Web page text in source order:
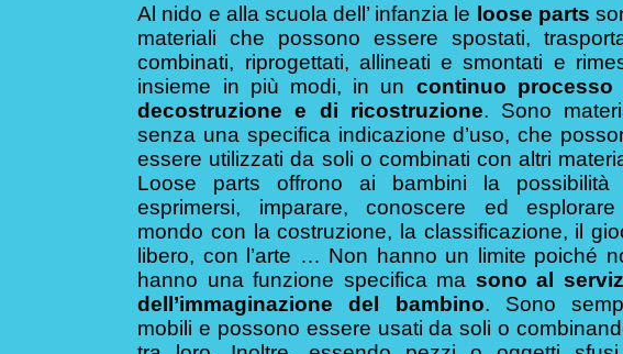
Al nido e alla scuola dell’ infanzia le loose parts
materiali che possono essere spostati,
combinati, riprogettati, allineati e smontati e
insieme in più modi, in un continuo processo
decostruzione e di ricostruzione. Sono
senza una specifica indicazione d’uso, che
essere utilizzati da soli o combinati con altri
Loose parts offrono ai bambini la possibilità
esprimersi, imparare, conoscere ed
mondo con la costruzione, la classificazione, il
libero, con l’arte … Non hanno un limite poiché
hanno una funzione specifica ma sono al
dell’immaginazione del bambino. Sono
mobili e possono essere usati da soli o